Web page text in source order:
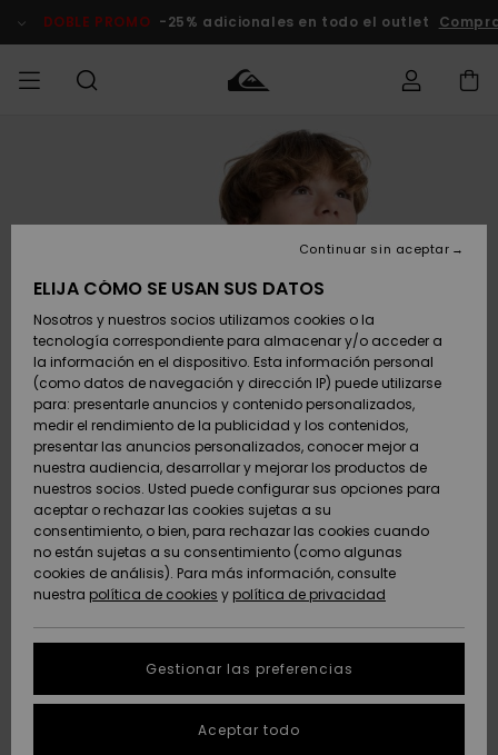
del
DOBLE PROMO -25% adicionales en todo el outlet
Ropa
Zapatos y
chanclas
Surf
Snow
Novedades
Destacados
Ropa
Zapatos y
chanclas
Surf
Snow
Novedades
Destacados
Shop
Destacados
Snow
SURF
Surf Shop
Hombre
Highlights
Comunidad
SNOW
Tienda
Snow
Hombre
Snow Niños
Tienda
Snow Mujer
Destacados
Comunidad
DOBLE
PROMO
Outlet
Hombre
Outlet
Mujer
AYUDA &
CONTACTO
Accede a tu
pedido
Envio
Devoluciones
Pago
Tarjeta de
regalo
Quiksilver
Freedom
Protección de
datos
personales
Inicia una
conversación
SOSTENIBILIDAD
ELIJA CÓMO SE USAN SUS DATOS
Nosotros y nuestros socios utilizamos cookies o la
tecnología correspondiente para almacenar y/o acceder a
la información en el dispositivo. Esta información personal
(como datos de navegación y dirección IP) puede utilizarse
para: presentarle anuncios y contenido personalizados,
medir el rendimiento de la publicidad y los contenidos,
presentar las anuncios personalizados, conocer mejor a
nuestra audiencia, desarrollar y mejorar los productos de
nuestros socios. Usted puede configurar sus opciones para
aceptar o rechazar las cookies sujetas a su
consentimiento, o bien, para rechazar las cookies cuando
no están sujetas a su consentimiento (como algunas
cookies de análisis). Para más información, consulte
nuestra política de cookies y política de privacidad
Gestionar las preferencias
Continuar sin aceptar
Aceptar todo